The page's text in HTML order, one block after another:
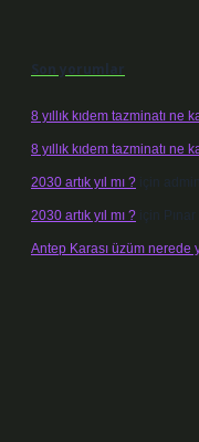
Son yorumlar
8 yıllık kıdem tazminatı ne
8 yıllık kıdem tazminatı ne
2030 artık yıl mı ? için admin
2030 artık yıl mı ? için Pınar
Antep Karası üzüm nerede